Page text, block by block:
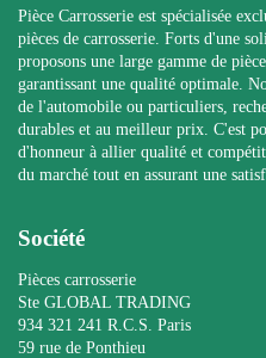
Pièce Carrosserie est spécialisée
pièces de carrosserie. Forts d'une
proposons une large gamme de
garantissant une qualité optimale.
de l'automobile ou particuliers,
durables et au meilleur prix. C'est
d'honneur à allier qualité et
du marché tout en assurant une
Société
Pièces carrosserie
Ste GLOBAL TRADING
934 321 241 R.C.S. Paris
59 rue de Ponthieu